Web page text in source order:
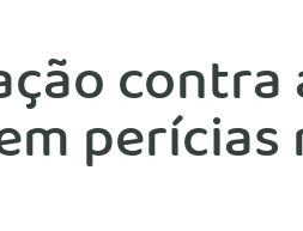
contra
perícias